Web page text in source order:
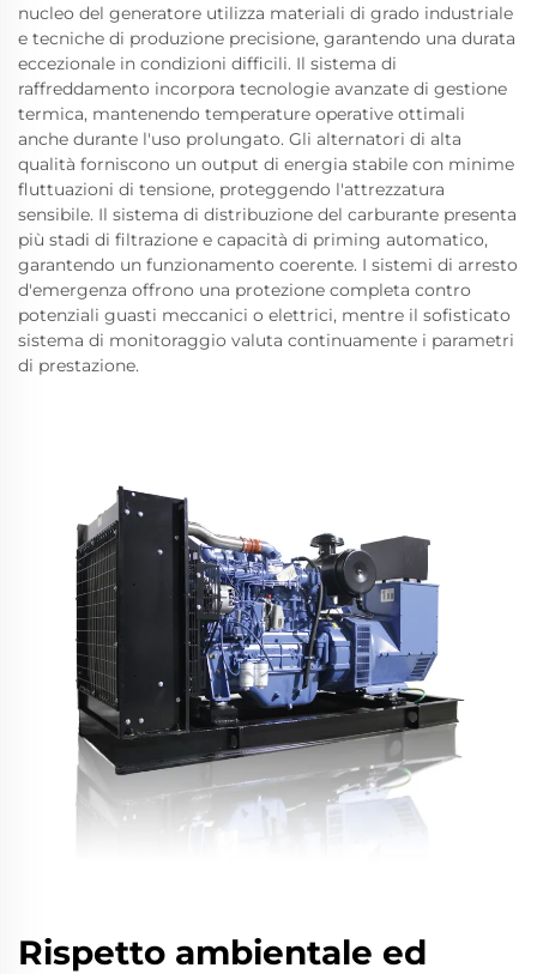
nucleo del generatore utilizza materiali di grado industriale
e tecniche di produzione precisione, garantendo una durata
eccezionale in condizioni difficili. Il sistema di
raffreddamento incorpora tecnologie avanzate di gestione
termica, mantenendo temperature operative ottimali
anche durante l'uso prolungato. Gli alternatori di alta
qualità forniscono un output di energia stabile con minime
fluttuazioni di tensione, proteggendo l'attrezzatura
sensibile. Il sistema di distribuzione del carburante presenta
più stadi di filtrazione e capacità di priming automatico,
garantendo un funzionamento coerente. I sistemi di arresto
d'emergenza offrono una protezione completa contro
potenziali guasti meccanici o elettrici, mentre il sofisticato
sistema di monitoraggio valuta continuamente i parametri
di prestazione.
Rispetto ambientale ed